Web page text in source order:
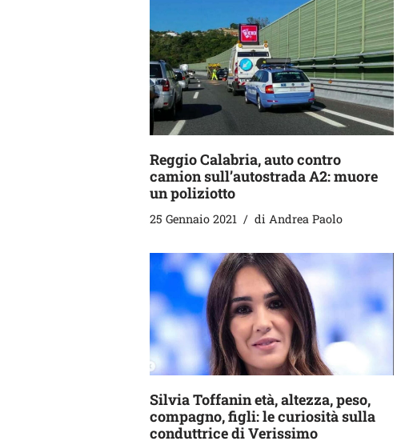
Reggio Calabria, auto contro
camion sull’autostrada A2: muore
un poliziotto
25 Gennaio 2021 di Andrea Paolo
Silvia Toffanin età, altezza, peso,
compagno, figli: le curiosità sulla
conduttrice di Verissimo